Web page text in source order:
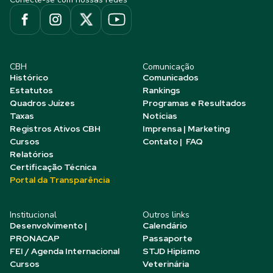
CBH
Histórico
Estatutos
Quadros Juízes
Taxas
Registros Ativos CBH
Cursos
Relatórios
Certificação Técnica
Portal da Transparência
Comunicação
Comunicados
Rankings
Programas e Resultados
Notícias
Imprensa | Marketing
Contato | FAQ
Institucional
Desenvolvimento |
PRONACAP
FEI / Agenda Internacional
Cursos
Outros links
Calendário
Passaporte
STJD Hipismo
Veterinária